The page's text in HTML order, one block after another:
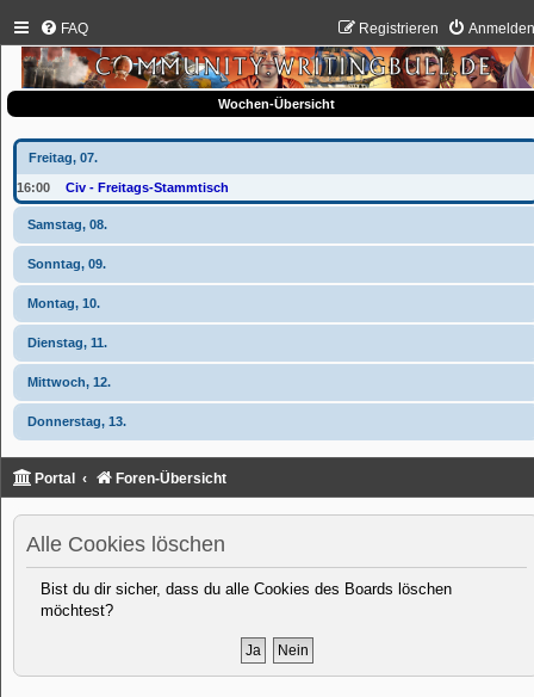
FAQ Registrieren
Wochen-Übersicht
Freitag, 07.
16:00 Civ - Freitags-Stammtisch
Samstag, 08.
Sonntag, 09.
Montag, 10.
Dienstag, 11.
Mittwoch, 12.
Donnerstag, 13.
Portal Foren-Übersicht
Alle Cookies löschen
Bist du dir sicher, dass du alle Cookies des Boards löschen
möchtest?